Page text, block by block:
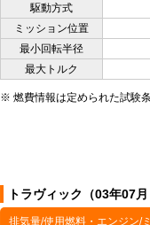
駆動方式
ミッション位置
最小回転半径
最大トルク
※ 燃費情報は定められた試験
トラヴィック（03年07
排気量/使用燃料・エンジン/